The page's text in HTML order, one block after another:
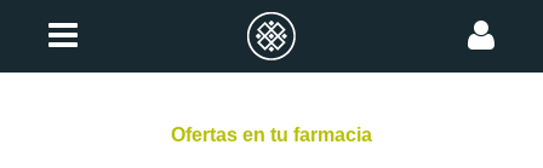
Ofertas en tu farmacia